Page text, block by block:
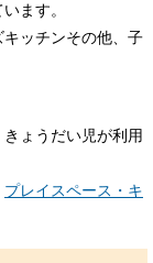
ます。
ッチンその他、子
ょうだい児が利用
プレイスペース・キ